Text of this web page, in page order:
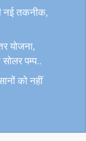
नई तकनीक,
योजना,
पम्प..
को नहीं